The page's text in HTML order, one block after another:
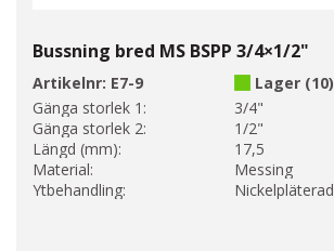
Bussning bred MS BSPP 3/4×1/2"
Artikelnr: E7-9
Lager (10)
Gänga storlek 1:
3/4"
Gänga storlek 2:
1/2"
Längd (mm):
17,5
Material:
Messing
Ytbehandling:
Nickelpläterad